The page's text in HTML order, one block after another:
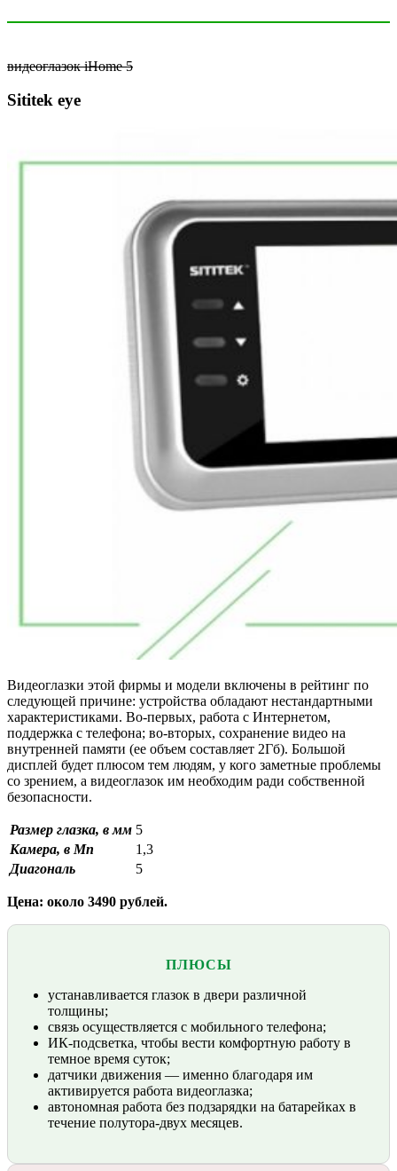
видеоглазок iHome 5
Sititek eye
Видеоглазки этой фирмы и модели включены в рейтинг по
следующей причине: устройства обладают нестандартными
характеристиками. Во-первых, работа с Интернетом,
поддержка с телефона; во-вторых, сохранение видео на
внутренней памяти (ее объем составляет 2Гб). Большой
дисплей будет плюсом тем людям, у кого заметные проблемы
со зрением, а видеоглазок им необходим ради собственной
безопасности.
Размер глазка, в мм 5
Камера, в Мп
1,3
Диагональ
5
Цена: около 3490 рублей.
ПЛЮСЫ
устанавливается глазок в двери различной
толщины;
связь осуществляется с мобильного телефона;
ИК-подсветка, чтобы вести комфортную работу в
темное время суток;
датчики движения — именно благодаря им
активируется работа видеоглазка;
автономная работа без подзарядки на батарейках в
течение полутора-двух месяцев.